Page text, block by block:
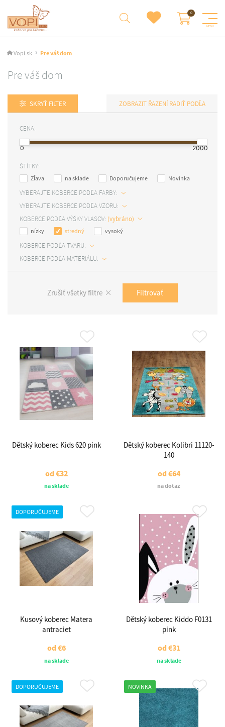
Vopi.sk Pre váš dom
Pre váš dom
SKRYŤ FILTER RADIŤ PODĽA
CENA:
0 2000
ŠTÍTKY:
Zľava
na sklade Doporučujeme
Novinka
VYBERAJTE KOBERCE PODĽA FARBY:
VYBERAJTE KOBERCE PODĽA VZORU:
KOBERCE PODĽA VÝŠKY VLASOV:
nízky
stredný
vysoký
KOBERCE PODĽA TVARU:
KOBERCE PODĽA MATERIÁLU:
Zrušiť všetky filtre Filtrovať
Dětský koberec Kids 620 pink
od€32
na sklade
Dětský koberec Kolibri 11120-
140
od€64
na dotaz
DOPORUČUJEME
Kusový koberec Matera
antraciet
od€6
na sklade
Dětský koberec Kiddo F0131
pink
od€31
na sklade
DOPORUČUJEME NOVINKA